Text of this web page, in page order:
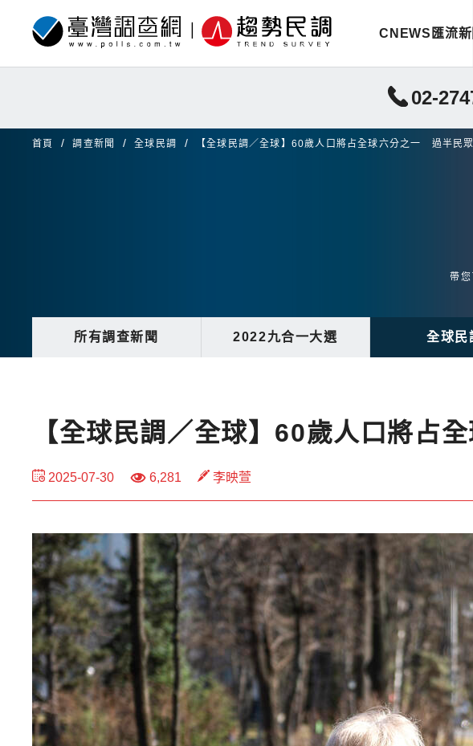
CNEWS匯流新
02-
首頁 調查新聞 全球民調 【全球民調／全球】60歲人口將占全球六分之一 過半民
帶
所有調查新聞 2022九合一大選 全球民
【全球民調／全球】60歲人口將占
2025-07-30 6,281 李映萱